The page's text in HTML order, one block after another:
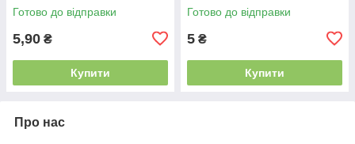
Готово до відправки
5,90 ₴
Купити
Готово до відправки
5 ₴
Купити
Про нас